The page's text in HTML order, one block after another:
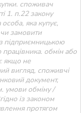
споживач
1. п.22 закону
яка купує,
замовити
підприємницькою
працівника. обмін або
якщо не
вигляд, споживчі
документ,
умови обміну /
із законом
протягом